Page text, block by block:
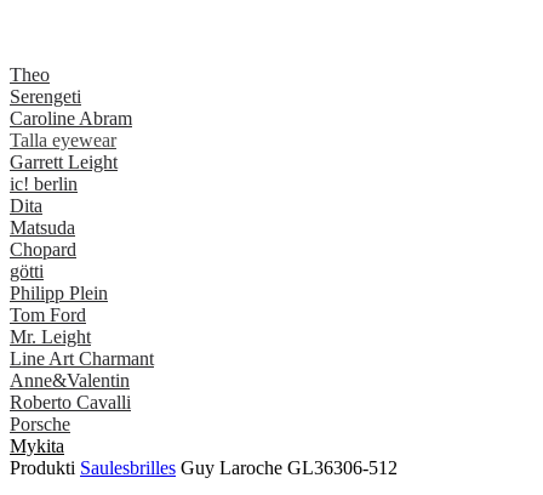
Theo
Serengeti
Caroline Abram
Talla eyewear
Garrett Leight
ic! berlin
Dita
Matsuda
Chopard
götti
Philipp Plein
Tom Ford
Mr. Leight
Line Art Charmant
Anne&Valentin
Roberto Cavalli
Porsche
Mykita
Produkti Saulesbrilles Guy Laroche GL36306-512